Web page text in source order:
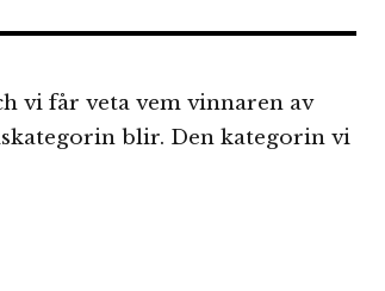
vi får veta vem vinnaren av
blir. Den kategorin vi